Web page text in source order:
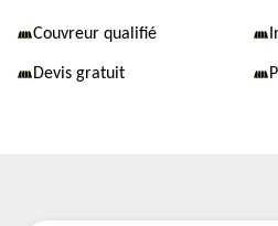
Couvreur qualifié
Devis gratuit